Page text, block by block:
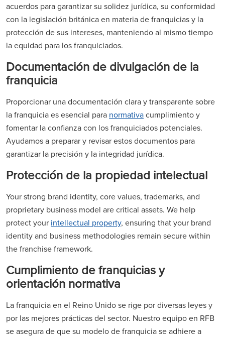
acuerdos para garantizar su solidez jurídica, su conformidad
con la legislación británica en materia de franquicias y la
protección de sus intereses, manteniendo al mismo tiempo
la equidad para los franquiciados.
Documentación de divulgación de la
franquicia
Proporcionar una documentación clara y transparente sobre
la franquicia es esencial para normativacumplimiento y
fomentar la confianza con los franquiciados potenciales.
Ayudamos a preparar y revisar estos documentos para
garantizar la precisión y la integridad jurídica.
Protección de la propiedad intelectual
Your strong brand identity, core values, trademarks, and
proprietary business model are critical assets. We help
protect your intellectual property, ensuring that your brand
identity and business methodologies remain secure within
the franchise framework.
Cumplimiento de franquicias y
orientación normativa
La franquicia en el Reino Unido se rige por diversas leyes y
por las mejores prácticas del sector. Nuestro equipo en RFB
se asegura de que su modelo de franquicia se adhiere a